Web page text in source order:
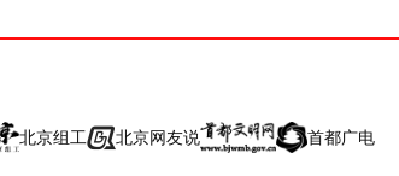
北京组工 北京网友说 首都广电